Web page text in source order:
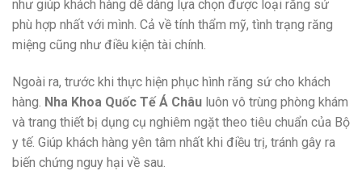
như giúp khách hàng dễ dàng lựa chọn được loại răng sứ
phù hợp nhất với mình. Cả về tính thẩm mỹ, tình trạng răng
miệng cũng như điều kiện tài chính.
Ngoài ra, trước khi thực hiện phục hình răng sứ cho khách
hàng. Nha Khoa Quốc Tế Á Châu luôn vô trùng phòng khám
và trang thiết bị dụng cụ nghiêm ngặt theo tiêu chuẩn của Bộ
y tế. Giúp khách hàng yên tâm nhất khi điều trị, tránh gây ra
biến chứng nguy hại về sau.